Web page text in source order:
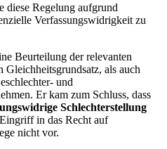
diese Regelung aufgrund
Verfassungswidrigkeit zu
Beurteilung der relevanten
als auch
und
Er kam zum Schluss, dass
Schlechterstellung
in das Recht auf
nicht vor.